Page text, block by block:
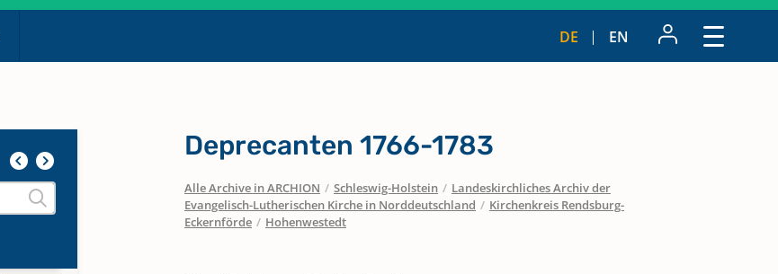
DE EN
Deprecanten 1766-1783
Alle Archive in ARCHION / Schleswig-Holstein / Landeskirchliches Archiv der
Evangelisch-Lutherischen Kirche in Norddeutschland / Kirchenkreis Rendsburg-
Eckernförde / Hohenwestedt